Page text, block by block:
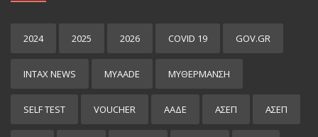
2024 2025 2026 COVID 19 GOV.GR
INTAX NEWS MYAADE MYΘΈΡΜΑΝΣΗ
SELF TEST VOUCHER ΑΑΔΕ ΑΣΕΠ ΑΣΕΠ